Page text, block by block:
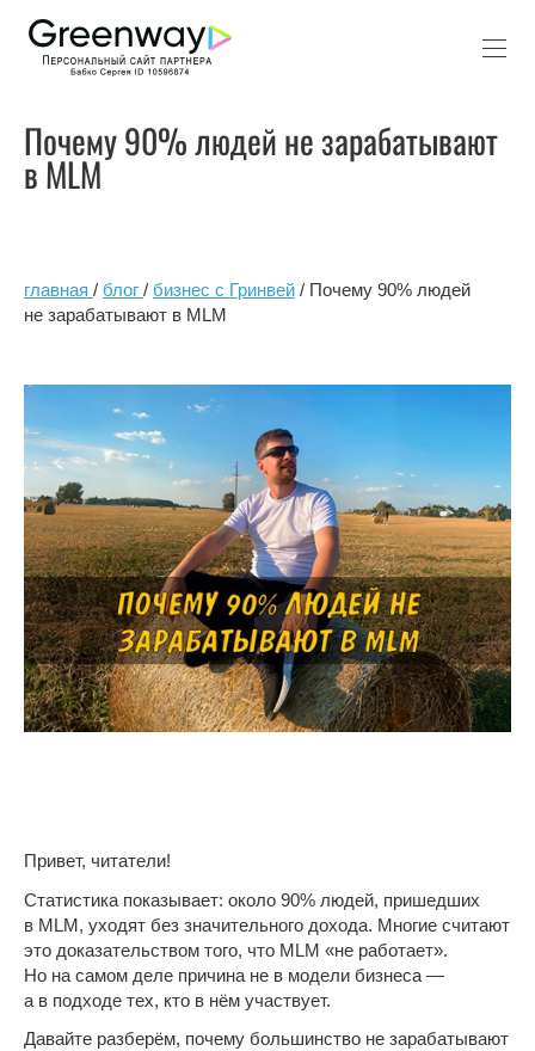
Почему 90% людей не зарабатывают
в MLM
главная / блог / бизнес с Гринвей / Почему 90% людей
не зарабатывают в MLM
Привет, читатели!
Статистика показывает: около 90% людей, пришедших
в MLM, уходят без значительного дохода. Многие считают
это доказательством того, что MLM «не работает».
Но на самом деле причина не в модели бизнеса —
а в подходе тех, кто в нём участвует.
Давайте разберём, почему большинство не зарабатывают